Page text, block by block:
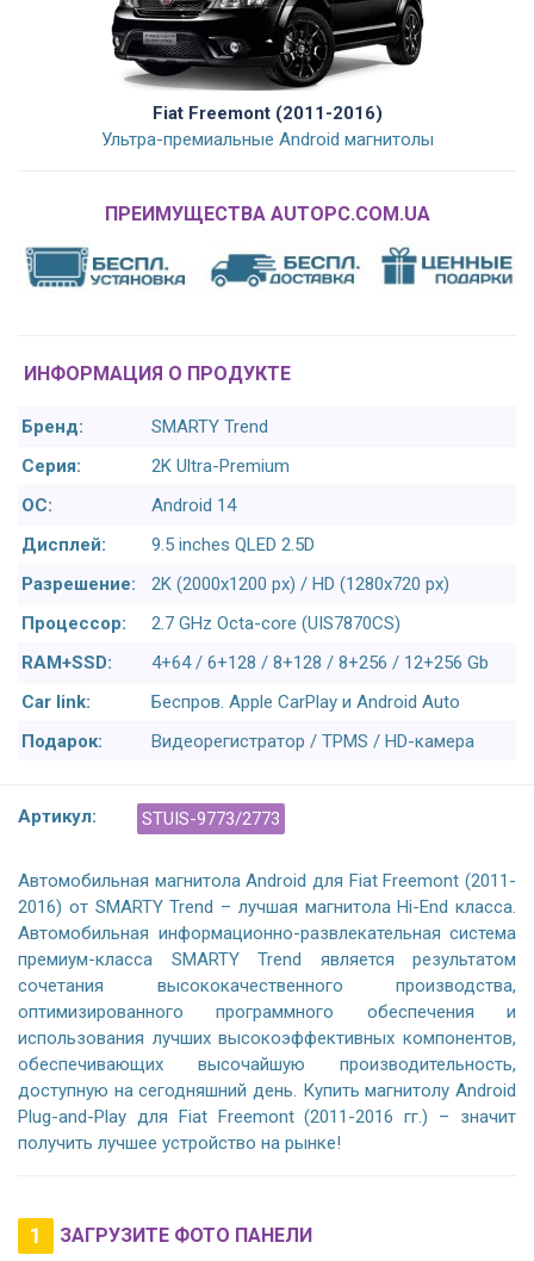
Fiat Freemont (2011-2016)
Ультра-премиальные Android магнитолы
ПРЕИМУЩЕСТВА AUTOPC.COM.UA
ИНФОРМАЦИЯ О ПРОДУКТЕ
Бренд:
SMARTY Trend
Серия:
2K Ultra-Premium
ОС:
Android 14
Дисплей:
9.5 inches QLED 2.5D
Разрешение:
2K (2000x1200 px) / HD (1280x720 px)
Процессор:
2.7 GHz Octa-core (UIS7870CS)
RAM+SSD:
4+64 / 6+128 / 8+128 / 8+256 / 12+256 Gb
Car link:
Беспров. Apple CarPlay и Android Auto
Подарок:
Видеорегистратор / TPMS / HD-камера
Артикул: STUIS-9773/2773
Автомобильная магнитола Android для Fiat Freemont (2011-
2016) от SMARTY Trend – лучшая магнитола Hi-End класса.
Автомобильная информационно-развлекательная система
премиум-класса SMARTY Trend является результатом
сочетания высококачественного производства,
оптимизированного программного обеспечения и
использования лучших высокоэффективных компонентов,
обеспечивающих высочайшую производительность,
доступную на сегодняшний день. Купить магнитолу Android
Plug-and-Play для Fiat Freemont (2011-2016 гг.) – значит
получить лучшее устройство на рынке!
1 ЗАГРУЗИТЕ ФОТО ПАНЕЛИ